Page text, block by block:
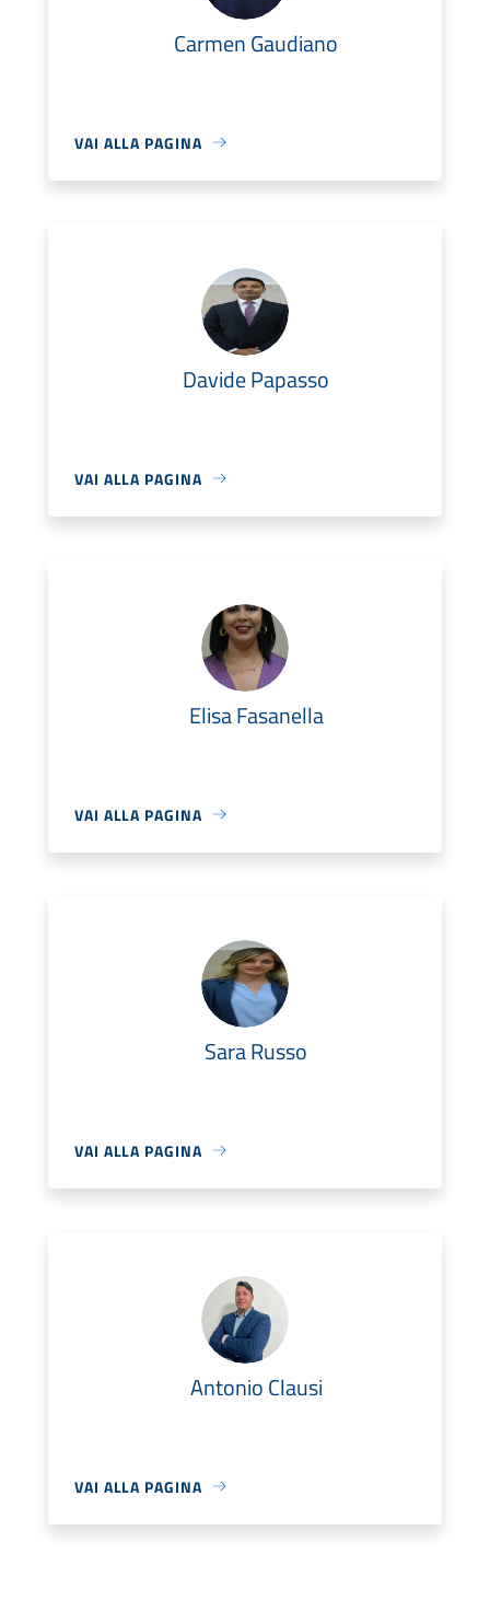
Carmen Gaudiano
VAI ALLA PAGINA
Davide Papasso
VAI ALLA PAGINA
Elisa Fasanella
VAI ALLA PAGINA
Sara Russo
VAI ALLA PAGINA
Antonio Clausi
VAI ALLA PAGINA